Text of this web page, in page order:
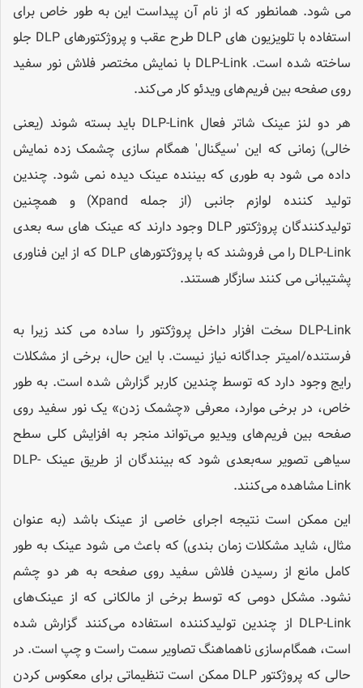
می شود. همانطور که از نام آن پیداست این به طور خاص برای
استفاده با تلویزیون های DLP طرح عقب و پروژکتورهای DLP جلو
ساخته شده است. DLP-Link با نمایش مختصر فلاش نور سفید
روی صفحه بین فریم‌های ویدئو کار می‌کند.
هر دو لنز عینک شاتر فعال DLP-Link باید بسته شوند (یعنی
خالی) زمانی که این 'سیگنال' همگام سازی چشمک زده نمایش
داده می شود به طوری که بیننده عینک دیده نمی شود. چندین
تولید کننده لوازم جانبی (از جمله Xpand) و همچنین
تولیدکنندگان پروژکتور DLP وجود دارند که عینک های سه بعدی
DLP-Link را می فروشند که با پروژکتورهای DLP که از این فناوری
پشتیبانی می کنند سازگار هستند.
DLP-Link سخت افزار داخل پروژکتور را ساده می کند زیرا به
فرستنده/امیتر جداگانه نیاز نیست. با این حال، برخی از مشکلات
رایج وجود دارد که توسط چندین کاربر گزارش شده است. به طور
خاص، در برخی موارد، معرفی «چشمک زدن» یک نور سفید روی
صفحه بین فریم‌های ویدیو می‌تواند منجر به افزایش کلی سطح
سیاهی تصویر سه‌بعدی شود که بینندگان از طریق عینک DLP-
Link مشاهده می‌کنند.
این ممکن است نتیجه اجرای خاصی از عینک باشد (به عنوان
مثال، شاید مشکلات زمان بندی) که باعث می شود عینک به طور
کامل مانع از رسیدن فلاش سفید روی صفحه به هر دو چشم
نشود. مشکل دومی که توسط برخی از مالکانی که از عینک‌های
DLP-Link از چندین تولیدکننده استفاده می‌کنند گزارش شده
است، همگام‌سازی ناهماهنگ تصاویر سمت راست و چپ است. در
حالی که پروژکتور DLP ممکن است تنظیماتی برای معکوس کردن